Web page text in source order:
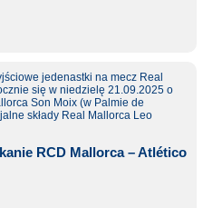
RCD Mallorca – Atlético